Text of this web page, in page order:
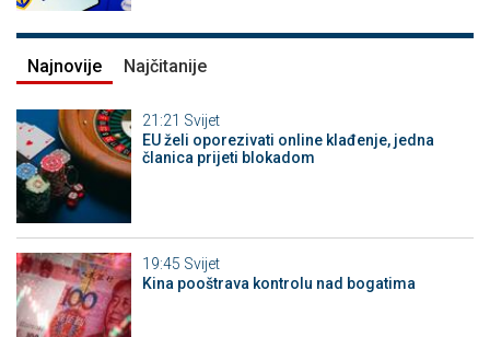
Najnovije Najčitanije
21:21 Svijet
EU želi oporezivati online klađenje, jedna
članica prijeti blokadom
19:45 Svijet
Kina pooštrava kontrolu nad bogatima